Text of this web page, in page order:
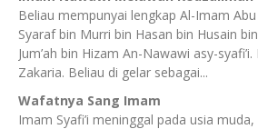
Beliau mempunyai lengkap Al-Imam
Syaraf bin Murri bin Hasan bin Husain
Jum’ah bin Hizam An-Nawawi asy-
Zakaria. Beliau di gelar sebagai...
Wafatnya Sang Imam
Imam Syafi’i meninggal pada usia